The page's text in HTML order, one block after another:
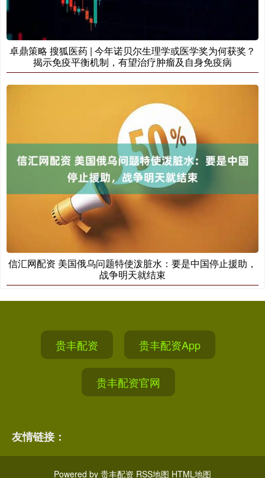
卓鼎策略 搜狐医药 | 今年诺贝尔生理学或医学奖为何获奖？
揭示免疫平衡机制，有望治疗肿瘤及自身免疫病
信汇网配资 美国俄乌问题特使泼脏水：要是中国停止援助，
战争明天就结束
贵丰配资 贵丰配资App
贵丰配资官网
友情链接：
Powered by 贵丰配资 RSS地图 HTML地图